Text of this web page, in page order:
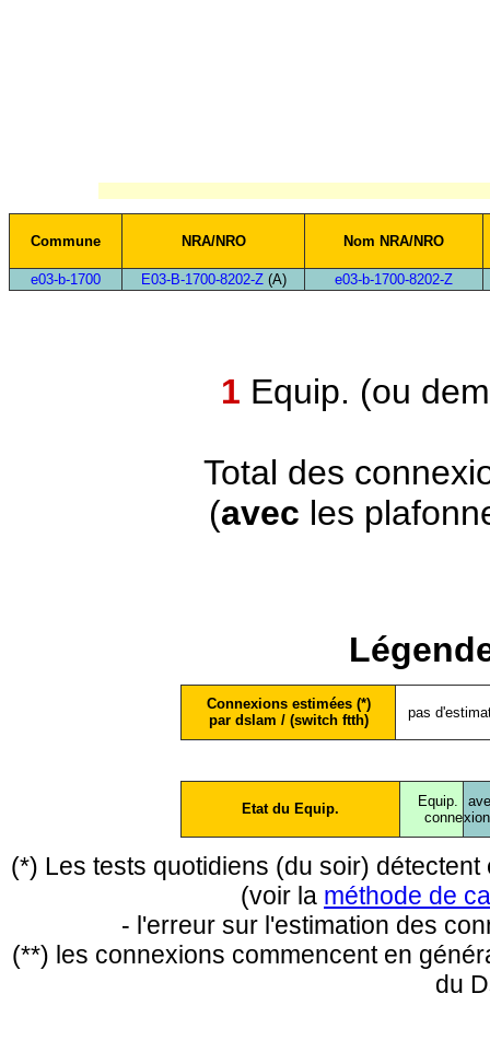
Commune NRA/NRO Nom NRA/NRO
e03-b-1700 E03-B-1700-8202-Z(A) e03-b-1700-8202-Z
1 Equip. (ou
Total des
(avec les
Connexions estimées (*)
par dslam / (switch ftth)
pas
Etat du Equip.
Equip.
conne
(*) Les tests quotidiens (du soir)
(voir la méthode de
- l'erreur sur l'estimation des
(**) les connexions commencent en
du